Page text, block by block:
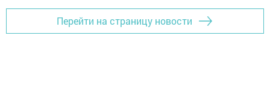
Перейти на страницу новости